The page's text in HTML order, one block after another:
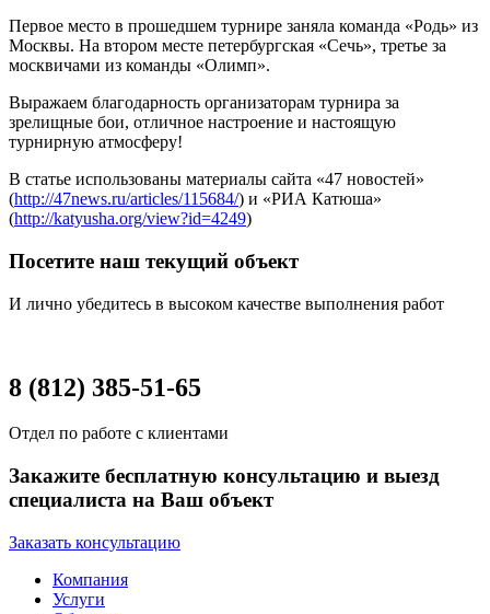
Первое место в прошедшем турнире заняла команда «Родь» из
Москвы. На втором месте петербургская «Сечь», третье за
москвичами из команды «Олимп».
Выражаем благодарность организаторам турнира за
зрелищные бои, отличное настроение и настоящую
турнирную атмосферу!
В статье использованы материалы сайта «47 новостей»
(http://47news.ru/articles/115684/) и «РИА Катюша»
(http://katyusha.org/view?id=4249)
Посетите наш текущий объект
И лично убедитесь в высоком качестве выполнения работ
8 (812) 385-51-65
Отдел по работе с клиентами
Закажите бесплатную консультацию и выезд
специалиста на Ваш объект
Заказать консультацию
Компания
Услуги